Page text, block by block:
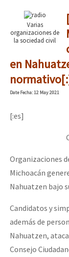
Varias
organizaciones de
la sociedad civil
en
DateFecha: 12 May 2021
[:es]
Organizaciones
Michoacán
Nahuatzen bajo
Candidatos y
además de
Nahuatzen,
Consejo